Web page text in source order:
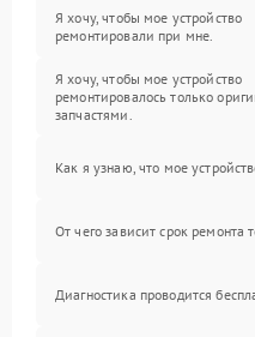
Я хочу, чтобы мое устройство
ремонтировали при мне.
Я хочу, чтобы мое устройство
ремонтировалось только
запчастями.
Как я узнаю, что мое
От чего зависит срок ремонта
Диагностика проводится